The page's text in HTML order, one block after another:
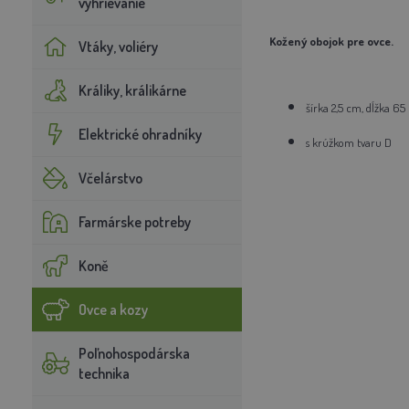
Vtáky, voliéry
Králiky, králikárne
Elektrické ohradníky
Včelárstvo
Farmárske potreby
Koně
Ovce a kozy
Poľnohospodárska
technika
Kožený obojok pre ovce.
šírka 2,5 cm, dĺžka 65
s krúžkom tvaru D